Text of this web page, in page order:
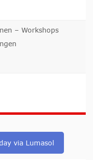
– Workshops
via Lumasol